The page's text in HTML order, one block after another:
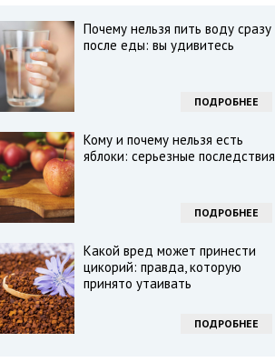
Почему нельзя пить воду сразу
после еды: вы удивитесь
ПОДРОБНЕЕ
Кому и почему нельзя есть
яблоки: серьезные последствия
ПОДРОБНЕЕ
Какой вред может принести
цикорий: правда, которую
принято утаивать
ПОДРОБНЕЕ